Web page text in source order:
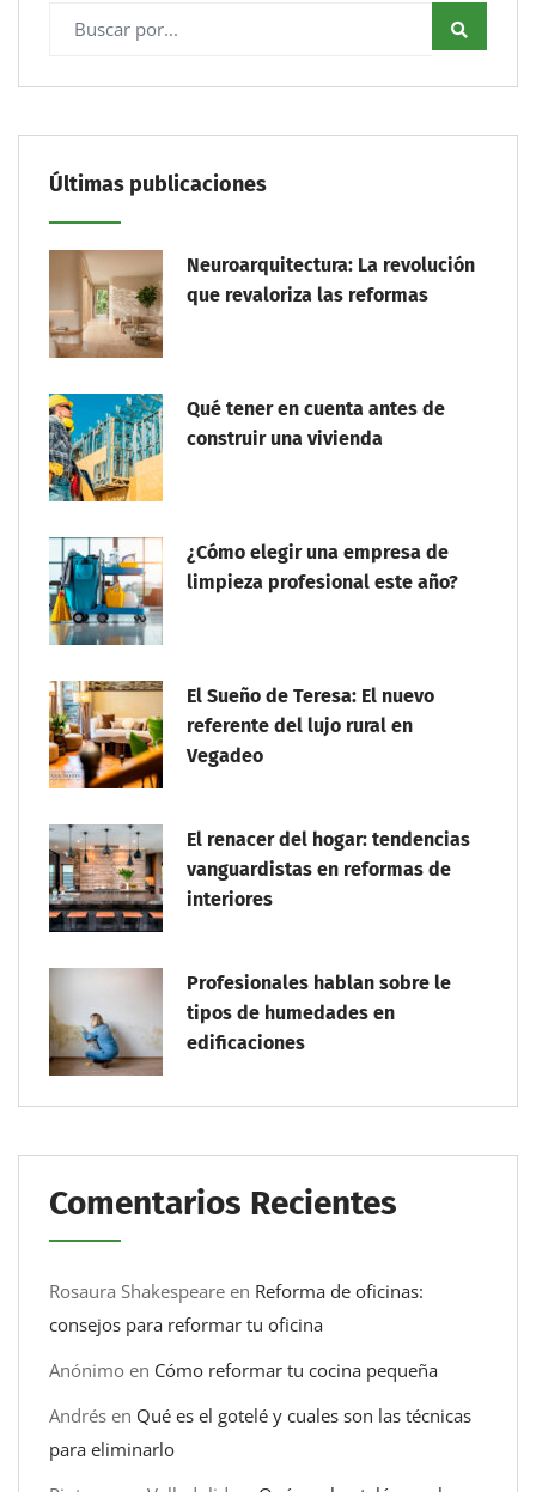
Últimas publicaciones
Neuroarquitectura: La revolución
que revaloriza las reformas
Qué tener en cuenta antes de
construir una vivienda
¿Cómo elegir una empresa de
limpieza profesional este año?
El Sueño de Teresa: El nuevo
referente del lujo rural en
Vegadeo
El renacer del hogar: tendencias
vanguardistas en reformas de
interiores
Profesionales hablan sobre le
tipos de humedades en
edificaciones
Comentarios Recientes
Rosaura Shakespeare en Reforma de oficinas:
consejos para reformar tu oficina
Anónimo en Cómo reformar tu cocina pequeña
Andrés en Qué es el gotelé y cuales son las técnicas
para eliminarlo